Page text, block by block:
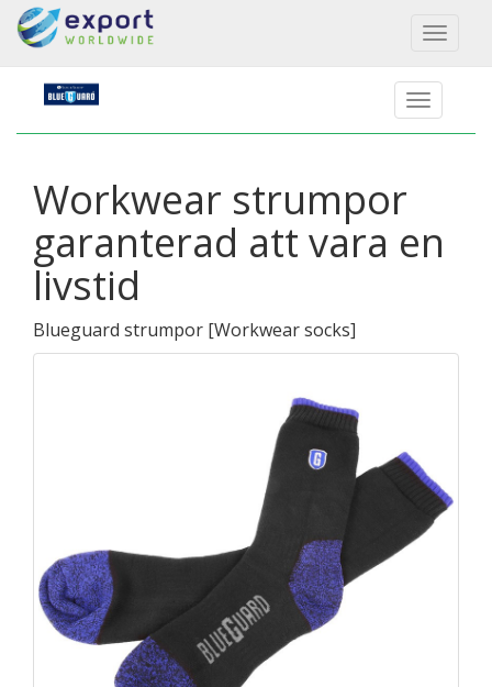
Toggle
Workwear strumpor
garanterad att vara en
livstid
Blueguard strumpor [Workwear socks]